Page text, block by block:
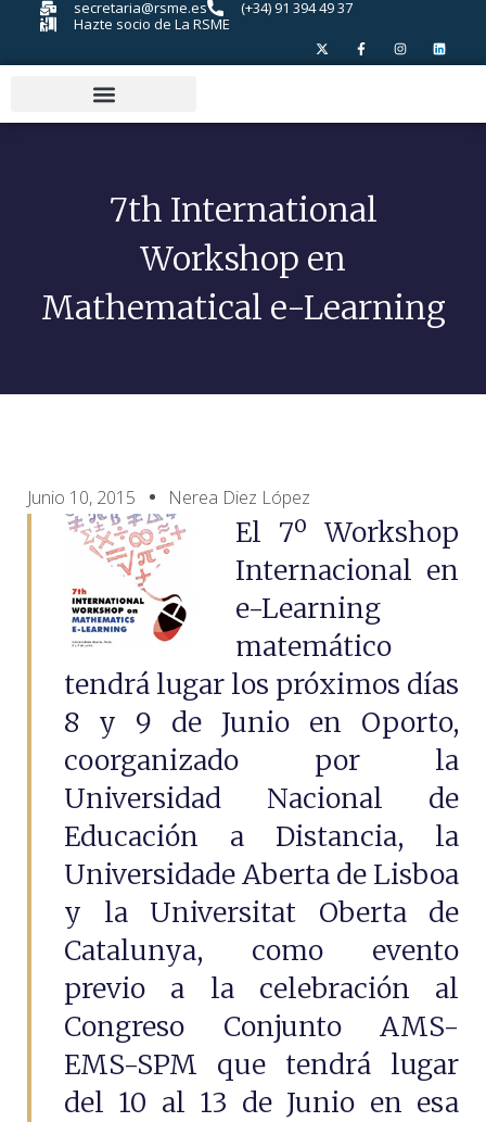
secretaria@rsme.es
(+34) 91 394 49 37
Hazte socio de La RSME
7th International
Workshop en
Mathematical e-Learning
Junio 10, 2015 Nerea Diez López
El 7º Workshop
Internacional en
e-Learning
matemático
tendrá lugar los próximos días
8 y 9 de Junio en Oporto,
coorganizado por la
Universidad Nacional de
Educación a Distancia, la
Universidade Aberta de Lisboa
y la Universitat Oberta de
Catalunya, como evento
previo a la celebración al
Congreso Conjunto AMS-
EMS-SPM que tendrá lugar
del 10 al 13 de Junio en esa